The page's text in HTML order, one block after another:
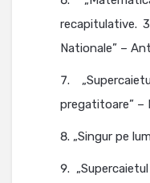
recapitulative.
Nationale” –
pregatitoare” –
„Singur pe